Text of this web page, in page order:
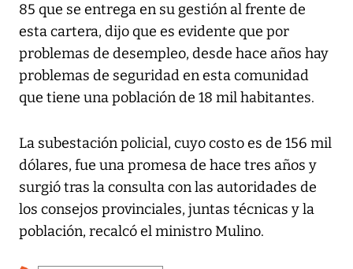
85 que se entrega en su gestión al frente de
esta cartera, dijo que es evidente que por
problemas de desempleo, desde hace años hay
problemas de seguridad en esta comunidad
que tiene una población de 18 mil habitantes.
La subestación policial, cuyo costo es de 156 mil
dólares, fue una promesa de hace tres años y
surgió tras la consulta con las autoridades de
los consejos provinciales, juntas técnicas y la
población, recalcó el ministro Mulino.